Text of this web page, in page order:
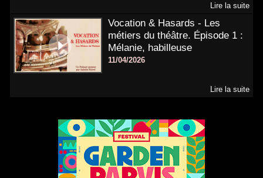
Lire la suite
Vocation & Hasards - Les
métiers du théâtre. Épisode 1 :
Mélanie, habilleuse
11/04/2026
Lire la suite